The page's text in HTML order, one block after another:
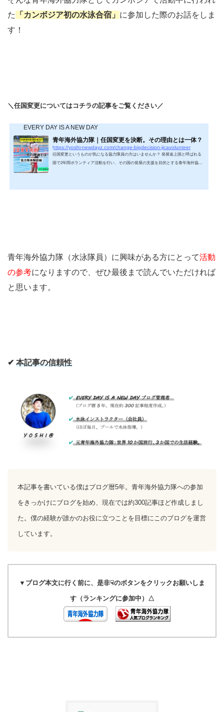
た
「カンボジア初の水泳合宿」 に参加した際のお話をしま
す！
＼任国変更についてはコチラの記事をご覧ください／
EVERY DAY IS A NEW DAY
青年海外協力隊｜任国変更を決断。その理由とは一体？
https://yoshi-newdayz.com/change-bigdecision-jicavolunteer
任国変更というものが気になる協力隊員の方はいませんか？ 発展途上国と呼ばれる
国で2年間ボランティア活動を行い、その国の発展の支援を目的とする青年海外協力
青年海外協力隊（水泳隊員）に興味がある方にとって活動
の参考になりますので、ぜひ最後まで読んでいただければ
と思います。
✔ 本記事の信頼性
本記事を書いている僕はブログ暦5年。青年海外協力隊への参加
をきっかけにブログを始め、現在では約300記事ほど作成しまし
た。僕の経験が誰かのお役に立つことを目標にこのブログを運営
しています。
▼ブログ本文に行く前に、是非☟のボタンをクリックお願いしま
す（ランキングに参加中）△